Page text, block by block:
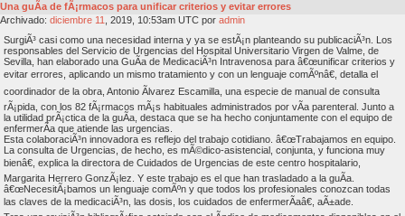
Una guÃ­a de fÃ¡rmacos para unificar criterios y evitar errores
Archivado: diciembre 11 , 2019, 10:53am UTC por admin
SurgiÃ³ casi como una necesidad interna y ya se estÃ¡n planteando su publicaciÃ³n. Los
responsables del Servicio de Urgencias del Hospital Universitario Virgen de Valme, de
Sevilla, han elaborado una GuÃ­a de MedicaciÃ³n Intravenosa para â€œunificar criterios y
evitar errores, aplicando un mismo tratamiento y con un lenguaje comÃºnâ€, detalla el
coordinador de la obra, Antonio Ãlvarez Escamilla, una especie de manual de consulta
rÃ¡pida, con los 82 fÃ¡rmacos mÃ¡s habituales administrados por vÃ­a parenteral. Junto a
la utilidad prÃ¡ctica de la guÃ­a, destaca que se ha hecho conjuntamente con el equipo de
enfermerÃ­a que atiende las urgencias.
Esta colaboraciÃ³n innovadora es reflejo del trabajo cotidiano. â€œTrabajamos en equipo.
La consulta de Urgencias, de hecho, es mÃ©dico-asistencial, conjunta, y funciona muy
bienâ€, explica la directora de Cuidados de Urgencias de este centro hospitalario,
Margarita Herrero GonzÃ¡lez. Y este trabajo es el que han trasladado a la guÃ­a.
â€œNecesitÃ¡bamos un lenguaje comÃºn y que todos los profesionales conozcan todas
las claves de la medicaciÃ³n, las dosis, los cuidados de enfermerÃ­aâ€, aÃ±ade.